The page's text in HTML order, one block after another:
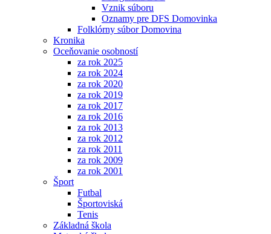
Vznik súboru
Oznamy pre DFS Domovinka
Folklórny súbor Domovina
Kronika
Oceňovanie osobností
za rok 2025
za rok 2024
za rok 2020
za rok 2019
za rok 2017
za rok 2016
za rok 2013
za rok 2012
za rok 2011
za rok 2009
za rok 2001
Šport
Futbal
Športoviská
Tenis
Základná škola